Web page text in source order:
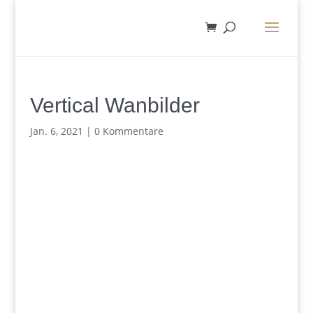
Vertical Wanbilder
Jan. 6, 2021 | 0 Kommentare